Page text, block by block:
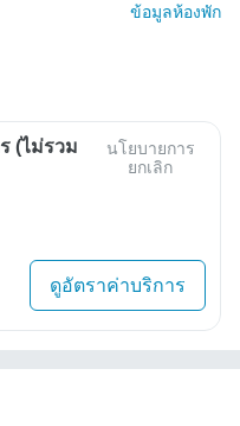
ข้อมูลห้องพัก
(ไม่รวม
นโยบายการ
ยกเลิก
ดูอัตราค่าบริการ